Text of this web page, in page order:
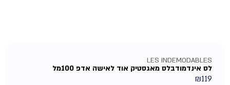
LES INDEMODABLES
לס אינדמודבלס מאגסטיק אוד לאישה אדפ 100מל
₪119